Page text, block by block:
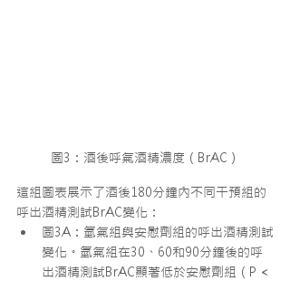
圖3：酒後呼氣酒精濃度（BrAC）
這組圖表展示了酒後180分鐘內不同干預組的
呼出酒精測試BrAC變化：
圖3A：氫氣組與安慰劑組的呼出酒精測試
變化。氫氣組在30、60和90分鐘後的呼
出酒精測試BrAC顯著低於安慰劑組（P <